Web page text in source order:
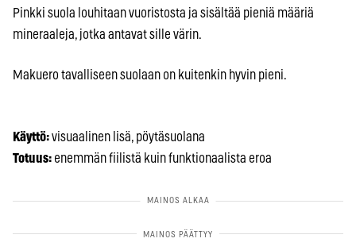
Pinkki suola louhitaan vuoristosta ja sisältää pieniä määriä
mineraaleja, jotka antavat sille värin.
Makuero tavalliseen suolaan on kuitenkin hyvin pieni.
Käyttö:visuaalinen lisä, pöytäsuolana
Totuus: enemmän fiilistä kuin funktionaalista eroa